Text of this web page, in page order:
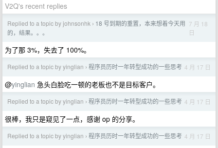
V2Q's recent replies
Replied to a topic by johnsonhk › 18 号到期的重置，本来想着今天用
的，结果。。。
7 月 18
日
为了那 3%，失去了 100%。
Replied to a topic by yinglian › 程序员历时一年转型成功的一些思考 4 月 17 日
@yinglian 急头白脸吃一顿的老板也不是目标客户。
Replied to a topic by yinglian › 程序员历时一年转型成功的一些思考 4 月 17 日
很棒，我只是窥见了一点，感谢 op 的分享。
Replied to a topic by yinglian › 程序员历时一年转型成功的一些思考 4 月 17 日